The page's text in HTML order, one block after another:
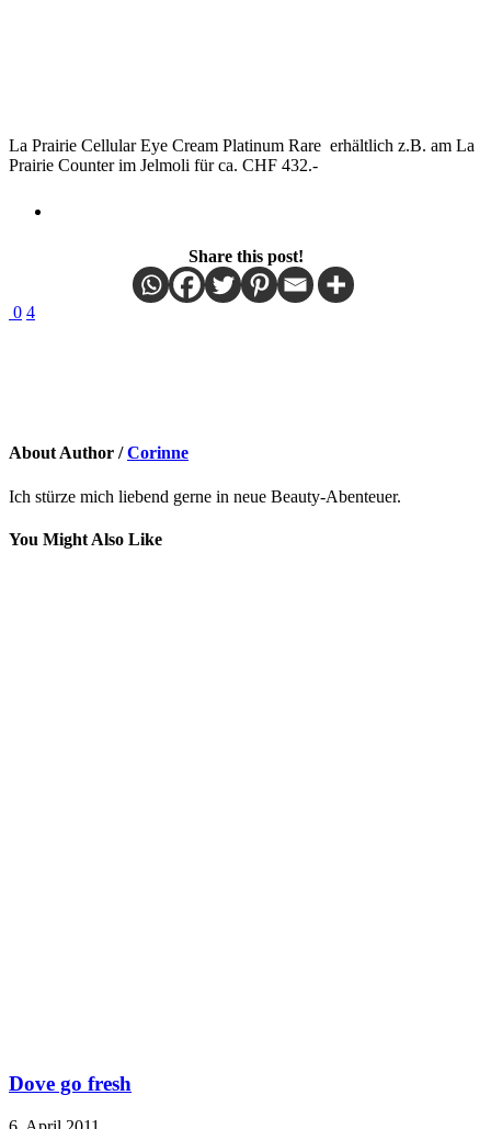
La Prairie Cellular Eye Cream Platinum Rare erhältlich z.B. am La
Prairie Counter im Jelmoli für ca. CHF 432.-
Share this post!
0 4
About Author /Corinne
Ich stürze mich liebend gerne in neue Beauty-Abenteuer.
You Might Also Like
Dove go fresh